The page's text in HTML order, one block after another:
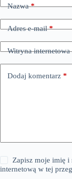
Nazwa*
Adres e-mail*
Witryna internetowa
Dodaj komentarz *
Zapisz moje imię i
internetową w tej